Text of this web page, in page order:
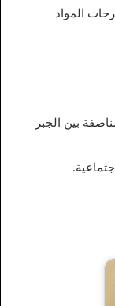
المواد
بين الجبر